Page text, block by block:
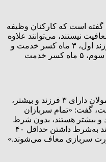
است که کارکنان وظیفه
نیستند، می‌توانند علاوه
بر دو ماه کسر خدمت تأهل، برای فرزند اول، ۳ ماه کسر خدمت و
برای فرزند دوم، ۴ ماه و برای فرزند سوم، ۵ ماه کسر خدمت
تقی مهری با بیان اینکه معافیت مشمولان دارای ۳ فرزند و بیشتر،
شده است، گفت: «تمام سربازان
خدمت که دارای ۴ فرزند و بیشتر هستند، بدون شرط
سنی و سربازان وظیفه دارای ۳ فرزند به‌شرط داشتن حداقل ۴۰
سربازی معاف می‌شوند.»